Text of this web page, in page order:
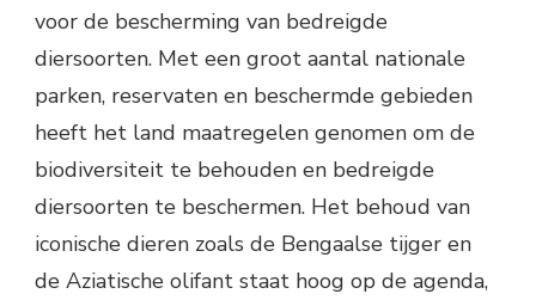
voor de bescherming van bedreigde
diersoorten. Met een groot aantal nationale
parken, reservaten en beschermde gebieden
heeft het land maatregelen genomen om de
biodiversiteit te behouden en bedreigde
diersoorten te beschermen. Het behoud van
iconische dieren zoals de Bengaalse tijger en
de Aziatische olifant staat hoog op de agenda,